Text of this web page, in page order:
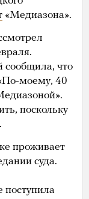
«Медиазона».
что
моему, 40
поскольку
проживает
суда.
поступила